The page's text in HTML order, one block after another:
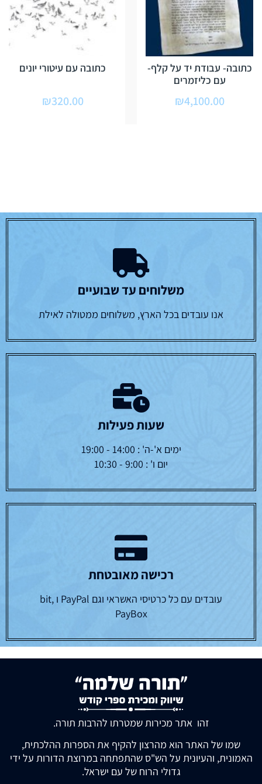
כתובה- עבודת יד על קלף-
עם כליזמרים
₪4,100.00
כתובה עם עיטורי יונים
₪320.00
משלוחים עד שבועיים
אנו עובדים בכל הארץ, משלוחים ממטולה לאילת
שעות פעילות
ימים א'-ה' : 14:00 - 19:00
יום ו' : 9:00 - 10:30
רכישה מאובטחת
עובדים עם כל כרטיסי האשראי וגם PayPal ו bit,
PayBox
זהו אתר מכירות שמטרתו להרבות תורה.
שמו של האתר הוא מהרצון להקיף את הספרות ההלכתית,
האמונית, והעיונית על הש"ס שהתפתחה במרוצת הדורות על ידי
גדולי הרוח של עם ישראל.